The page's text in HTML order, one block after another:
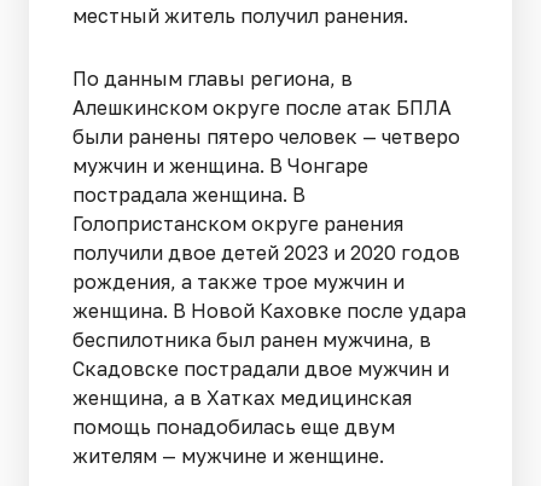
местный житель получил ранения.
По данным главы региона, в
Алешкинском округе после атак БПЛА
были ранены пятеро человек — четверо
мужчин и женщина. В Чонгаре
пострадала женщина. В
Голопристанском округе ранения
получили двое детей 2023 и 2020 годов
рождения, а также трое мужчин и
женщина. В Новой Каховке после удара
беспилотника был ранен мужчина, в
Скадовске пострадали двое мужчин и
женщина, а в Хатках медицинская
помощь понадобилась еще двум
жителям — мужчине и женщине.